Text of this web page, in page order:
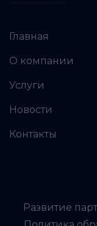
Главная
О компании
Услуги
Новости
Контакты
Развитие